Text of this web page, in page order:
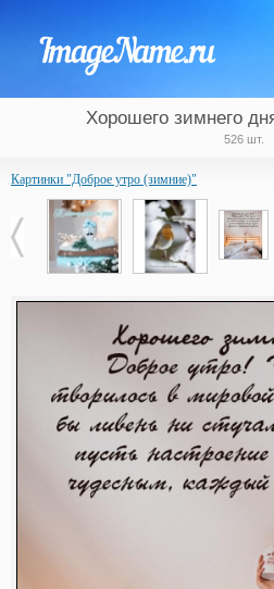
Хорошего зимнего
526 шт.
Картинки "Доброе утро (зимние)"